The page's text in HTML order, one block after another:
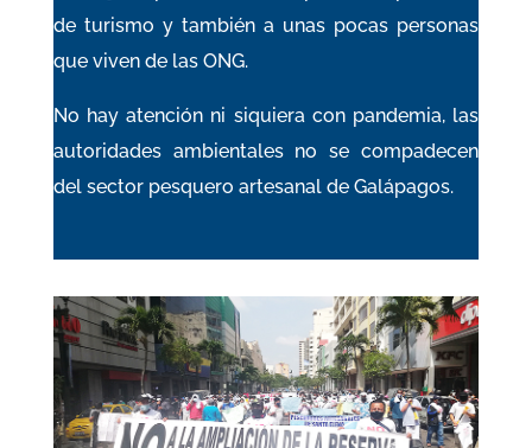
de turismo y también a unas pocas personas
que viven de las ONG.
No hay atención ni siquiera con pandemia, las
autoridades ambientales no se compadecen
del sector pesquero artesanal de Galápagos.